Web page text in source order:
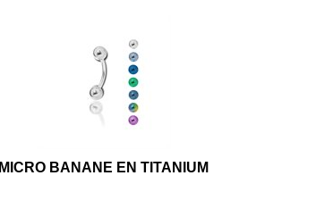
MICRO BANANE EN TITANIUM